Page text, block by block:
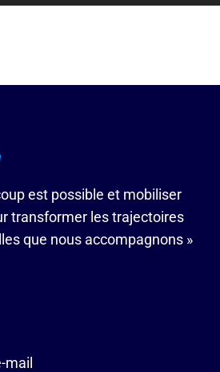
est possible et mobiliser
transformer les trajectoires
que nous accompagnons »
mail